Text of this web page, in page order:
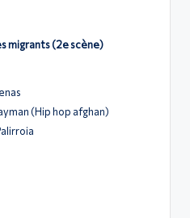
migrants (2e scène)
(Hip hop afghan)